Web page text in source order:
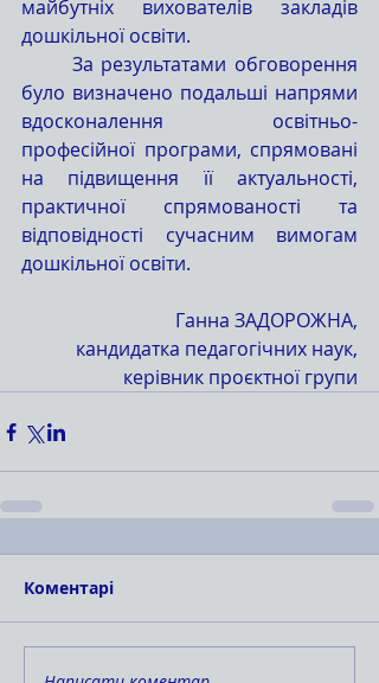
майбутніх вихователів закладів
дошкільної освіти.
було визначено подальші напрями
вдосконалення освітньо-
професійної програми, спрямовані
на підвищення її актуальності,
практичної спрямованості та
відповідності сучасним вимогам
дошкільної освіти.
Ганна ЗАДОРОЖНА,
кандидатка педагогічних наук,
керівник проєктної групи
Коментарі